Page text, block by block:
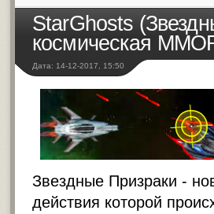
StarGhosts
космическая
Дата: 14-12-2017, 15:50
Звездные Призраки -
действия которой